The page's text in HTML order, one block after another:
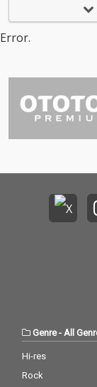
Error.
Genre- All
Hi-res
Rock